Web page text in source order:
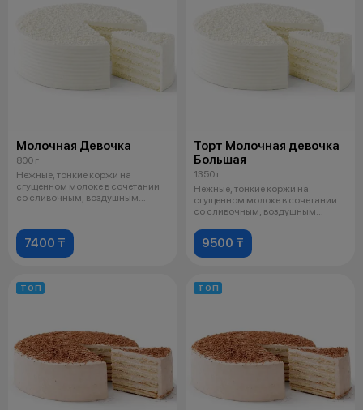
Молочная Девочка
800 г
Нежные, тонкие коржи на
сгущенном молоке в сочетании
со сливочным, воздушным
7400 ₸
Торт Молочная девочка
Большая
1350 г
Нежные, тонкие коржи на
сгущенном молоке в сочетании
со сливочным, воздушным
9500 ₸
ТОП ТОП